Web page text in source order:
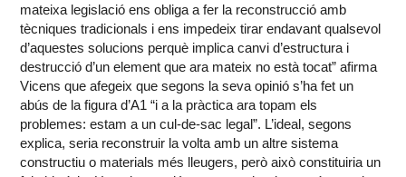
mateixa legislació ens obliga a fer la reconstrucció amb
tècniques tradicionals i ens impedeix tirar endavant qualsevol
d’aquestes solucions perquè implica canvi d’estructura i
destrucció d’un element que ara mateix no està tocat” afirma
Vicens que afegeix que segons la seva opinió s’ha fet un
abús de la figura d’A1 “i a la pràctica ara topam els
problemes: estam a un cul-de-sac legal”. L’ideal, segons
explica, seria reconstruir la volta amb un altre sistema
constructiu o materials més lleugers, però això constituiria un